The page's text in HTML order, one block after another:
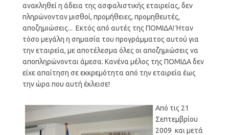
ανακληθεί η άδεια της ασφαλιστικής εταιρείας, δεν
πληρώνονταν μισθοί, προμήθειες, προμηθευτές,
αποζημιώσεις... Εκτός από αυτές της ΠΟΜΙΔΑ! Ήταν
τόσο μεγάλη η σημασία του προγράμματος αυτού για
την εταιρεία, με αποτέλεσμα όλες οι αποζημιώσεις να
αποπληρώνονται άμεσα. Κανένα μέλος της ΠΟΜΙΔΑ δεν
είχε απαίτηση σε εκκρεμότητα από την εταιρεία έως
την ώρα που αυτή έκλεισε!
Από τις 21
Σεπτεμβρίου
2009 και μετά